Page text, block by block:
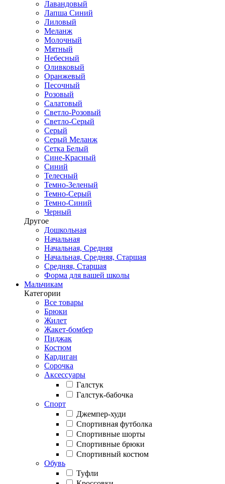
Лавандовый
Лапша Синий
Лиловый
Меланж
Молочный
Мятный
Небесный
Оливковый
Оранжевый
Песочный
Розовый
Салатовый
Светло-Розовый
Светло-Серый
Серый
Серый Меланж
Сетка Белый
Сине-Красный
Синий
Телесный
Темно-Зеленый
Темно-Серый
Темно-Синий
Черный
Другое
Дошкольная
Начальная
Начальная, Средняя
Начальная, Средняя, Старшая
Средняя, Старшая
Форма для вашей школы
Мальчикам
Категории
Все товары
Брюки
Жилет
Жакет-бомбер
Пиджак
Костюм
Кардиган
Сорочка
Аксессуары
Галстук
Галстук-бабочка
Спорт
Джемпер-худи
Спортивная футболка
Спортивные шорты
Спортивные брюки
Спортивный костюм
Обувь
Туфли